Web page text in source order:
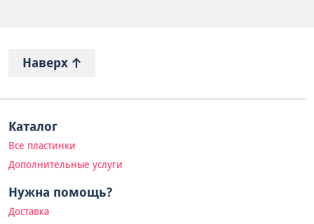
Наверх
Каталог
Все пластинки
Дополнительные услуги
Нужна помощь?
Доставка